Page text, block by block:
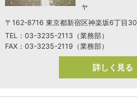
ャ
〒162-8716 東京都新宿区神楽坂6丁目30
TEL：03-3235-2113（業務部）
FAX：03-3235-2119（業務部）
詳しく見る